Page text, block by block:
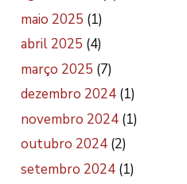
maio 2025 (1)
abril 2025 (4)
março 2025 (7)
dezembro 2024(1)
novembro 2024(1)
outubro 2024(2)
setembro 2024(1)